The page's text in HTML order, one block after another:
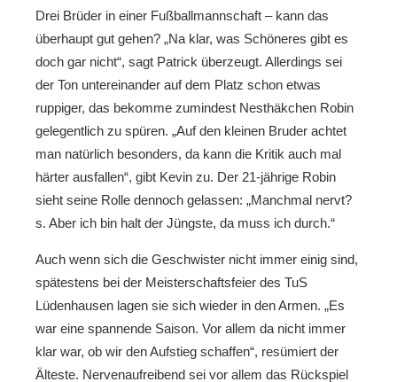
Drei Brüder in einer Fußballmannschaft – kann das
überhaupt gut gehen? „Na klar, was Schöneres gibt es
doch gar nicht“, sagt Patrick überzeugt. Allerdings sei
der Ton untereinander auf dem Platz schon etwas
ruppiger, das bekomme zumindest Nesthäkchen Robin
gelegentlich zu spüren. „Auf den kleinen Bruder achtet
man natürlich besonders, da kann die Kritik auch mal
härter ausfallen“, gibt Kevin zu. Der 21-jährige Robin
sieht seine Rolle dennoch gelassen: „Manchmal nervt?
s. Aber ich bin halt der Jüngste, da muss ich durch.“
Auch wenn sich die Geschwister nicht immer einig sind,
spätestens bei der Meisterschaftsfeier des TuS
Lüdenhausen lagen sie sich wieder in den Armen. „Es
war eine spannende Saison. Vor allem da nicht immer
klar war, ob wir den Aufstieg schaffen“, resümiert der
Älteste. Nervenaufreibend sei vor allem das Rückspiel